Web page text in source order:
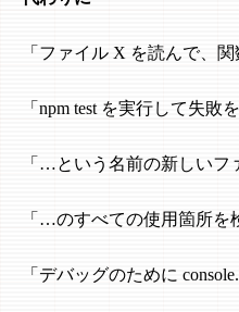
「ファイル X を読んで、
「npm test を実行して失敗
「…という名前の新しいフ
「…のすべての使用箇所を
「デバッグのために